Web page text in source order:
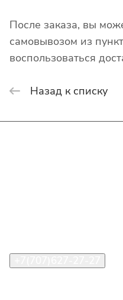
После заказа, вы
самовывозом из
воспользоваться
Назад к списку